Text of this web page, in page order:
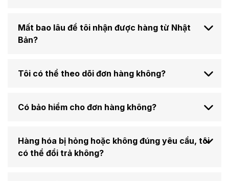
Mất bao lâu để tôi nhận được hàng từ Nhật
Bản?
Tôi có thể theo dõi đơn hàng không?
Có bảo hiểm cho đơn hàng không?
Hàng hóa bị hỏng hoặc không đúng yêu cầu, tôi
có thể đổi trả không?